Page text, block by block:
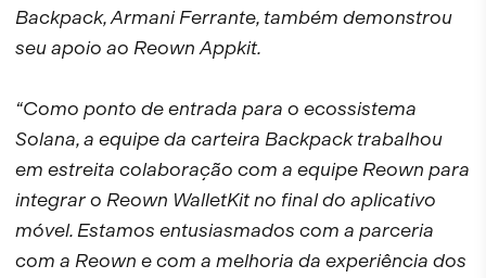
Backpack, Armani Ferrante, também demonstrou
seu apoio ao Reown Appkit.
“Como ponto de entrada para o ecossistema
Solana, a equipe da carteira Backpack trabalhou
em estreita colaboração com a equipe Reown para
integrar o Reown WalletKit no final do aplicativo
móvel. Estamos entusiasmados com a parceria
com a Reown e com a melhoria da experiência dos